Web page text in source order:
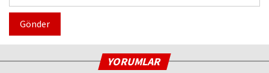
Gönder
YORUMLAR